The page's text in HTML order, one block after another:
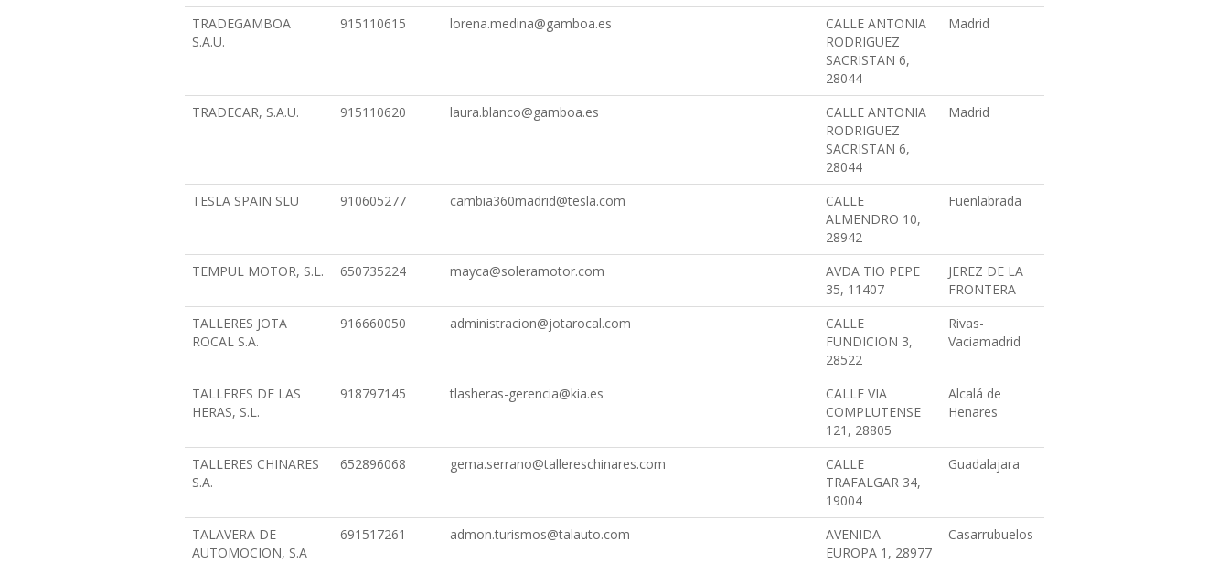
TRADEGAMBOA
S.A.U.
915110615 lorena.medina@gamboa.es
CALLE ANTONIA
RODRIGUEZ
SACRISTAN 6,
28044
Madrid
TRADECAR, S.A.U. 915110620 laura.blanco@gamboa.es
CALLE ANTONIA
RODRIGUEZ
SACRISTAN 6,
28044
Madrid
TESLA SPAIN SLU 910605277 cambia360madrid@tesla.com
CALLE
ALMENDRO 10,
28942
Fuenlabrada
TEMPUL MOTOR, S.L. 650735224 mayca@soleramotor.com
AVDA TIO PEPE
35, 11407
JEREZ DE LA
FRONTERA
TALLERES JOTA
ROCAL S.A.
916660050 administracion@jotarocal.com
CALLE
FUNDICION 3,
28522
Rivas-
Vaciamadrid
TALLERES DE LAS
HERAS, S.L.
918797145 tlasheras-gerencia@kia.es
CALLE VIA
COMPLUTENSE
121, 28805
Alcalá de
Henares
TALLERES CHINARES
S.A.
652896068 gema.serrano@tallereschinares.com
CALLE
TRAFALGAR 34,
19004
Guadalajara
TALAVERA DE
AUTOMOCION, S.A
691517261 admon.turismos@talauto.com
AVENIDA
EUROPA 1, 28977
Casarrubuelos